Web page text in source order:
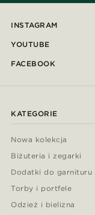
INSTAGRAM
YOUTUBE
FACEBOOK
KATEGORIE
Nowa kolekcja
Biżuteria i zegarki
Dodatki do garnituru
Torby i portfele
Odzież i bielizna